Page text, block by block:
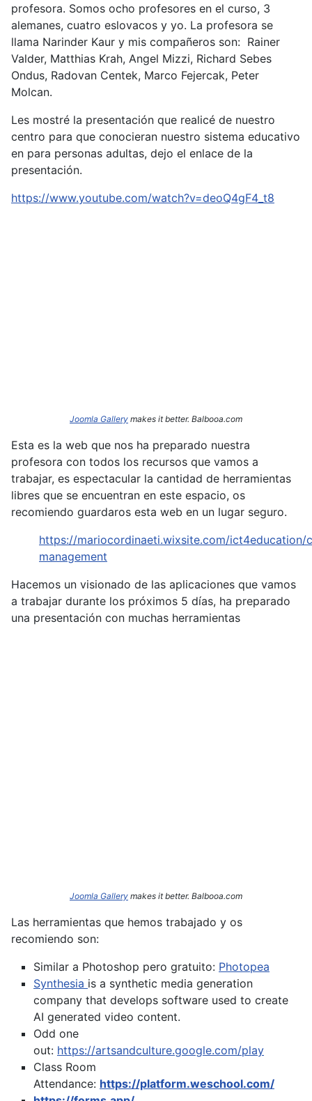
profesora. Somos ocho profesores en el curso, 3
alemanes, cuatro eslovacos y yo. La profesora se
llama Narinder Kaur y mis compañeros son: Rainer
Valder, Matthias Krah, Angel Mizzi, Richard Sebes
Ondus, Radovan Centek, Marco Fejercak, Peter
Molcan.
Les mostré la presentación que realicé de nuestro
centro para que conocieran nuestro sistema educativo
en para personas adultas, dejo el enlace de la
presentación.
https://www.youtube.com/watch?v=deoQ4gF4_t8
Joomla Gallery makes it better. Balbooa.com
Esta es la web que nos ha preparado nuestra
profesora con todos los recursos que vamos a
trabajar, es espectacular la cantidad de herramientas
libres que se encuentran en este espacio, os
recomiendo guardaros esta web en un lugar seguro.
https://mariocordinaeti.wixsite.com/ict4education/
management
Hacemos un visionado de las aplicaciones que vamos
a trabajar durante los próximos 5 días, ha preparado
una presentación con muchas herramientas
Joomla Gallery makes it better. Balbooa.com
Las herramientas que hemos trabajado y os
recomiendo son:
Similar a Photoshop pero gratuito: Photopea
Synthesia is a synthetic media generation
company that develops software used to create
AI generated video content.
Odd one
out: https://artsandculture.google.com/play
Class Room
Attendance: https://platform.weschool.com/